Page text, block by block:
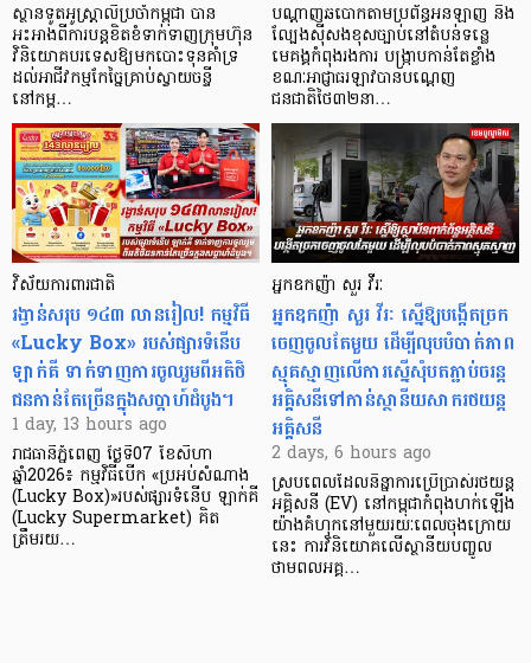
ស្ថានទូតអូស្ត្រាលីប្រចាំកម្ពុជា បាន
អះអាងពីការបន្តខិតខំទាក់ទាញក្រុមហ៊ុន
វិនិយោគបរទេសឱ្យមកបោះទុនគាំទ្រ
ដល់អាជីវកម្មកែច្នៃគ្រាប់ស្វាយចន្ទី
នៅកម្ព…
បណ្តាញឆបោកតាមប្រព័ន្ធអនឡាញ និង
ល្បែងស៊ីសងខុសច្បាប់នៅតំបន់ទន្លេ
មេគង្គកំពុងរងការ បង្ក្រាប​កាន់តែខ្លាំង
ខណៈអាជ្ញាធរឡាវបានបណ្តេញ
ជនជាតិថៃ៣២នា…
វិស័យការពារជាតិ
រង្វាន់សរុប ១៤៣ លានរៀល! កម្មវិធី
«Lucky Box» របស់ផ្សារទំនើប
ឡាក់គី ទាក់ទាញការចូលរួមពីអតិថិ
ជនកាន់តែច្រើនក្នុងសប្តាហ៍ដំបូង។
1 day, 13 hours ago
រាជធានីភ្នំពេញ ថ្ងៃទី07 ខែសីហា
ឆ្នាំ2026៖ កម្មវិធីបើក «ប្រអប់សំណាង
(Lucky Box)»របស់ផ្សារទំនើប ឡាក់គី
(Lucky Supermarket) គិត
ត្រឹមរយ…
អ្នកឧកញ៉ា សួរ វីរៈ
អ្នកឧកញ៉ា សួរ វីរៈ ស្នើឱ្យបង្កើតច្រក
ចេញចូលតែមួយ ដើម្បីលុបបំបាត់ភាព
ស្មុគស្មាញលើការស្នើសុំបតភ្ជាប់ចរន្ត
អគ្គិសនីទៅកាន់ស្ថានីយសាករថយន្ត
អគ្គិសនី
2 days, 6 hours ago
ស្របពេលដែលនិន្នាការប្រើប្រាស់រថយន្ត
អគ្គិសនី (EV) នៅកម្ពុជាកំពុងហក់ឡើង
យ៉ាងគំហុកនៅមួយរយៈពេលចុងក្រោយ
នេះ ការវិនិយោគលើស្ថានីយបញ្ចូល
ថាមពលអគ្គ…